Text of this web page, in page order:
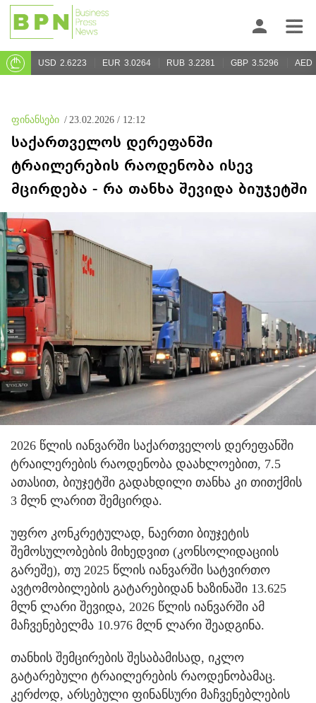
USD 2.6223 EUR 3.0264 RUB 3.2281 GBP 3.5296 AED
ფინანსები / 23.02.2026 / 12:12
საქართველოს დერეფანში
ტრაილერების რაოდენობა ისევ
მცირდება - რა თანხა შევიდა ბიუჯეტში
2026 წლის იანვარში საქართველოს დერეფანში
ტრაილერების რაოდენობა დაახლოებით, 7.5
ათასით, ბიუჯეტში გადახდილი თანხა კი თითქმის
3 მლნ ლარით შემცირდა.
უფრო კონკრეტულად, ნაერთი ბიუჯეტის
შემოსულობების მიხედვით (კონსოლიდაციის
გარეშე), თუ 2025 წლის იანვარში სატვირთო
ავტომობილების გატარებიდან ხაზინაში 13.625
მლნ ლარი შევიდა, 2026 წლის იანვარში ამ
მაჩვენებელმა 10.976 მლნ ლარი შეადგინა.
თანხის შემცირების შესაბამისად, იკლო
გატარებული ტრაილერების რაოდენობამაც.
კერძოდ, არსებული ფინანსური მაჩვენებლების